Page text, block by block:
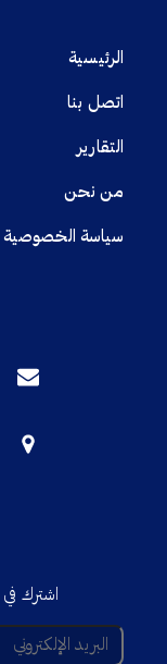
الرئيسية
اتصل بنا
التقارير
من نحن
سياسة الخصوصية
اشترك